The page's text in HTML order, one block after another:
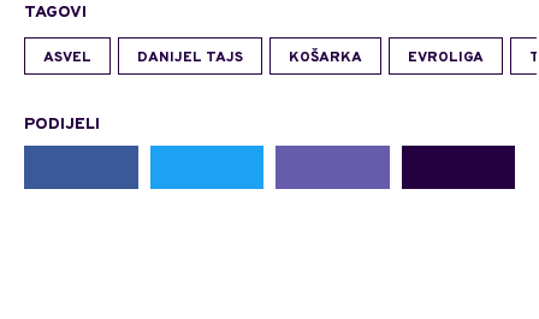
TAGOVI
ASVEL DANIJEL TAJS KOŠARKA EVROLIGA
PODIJELI